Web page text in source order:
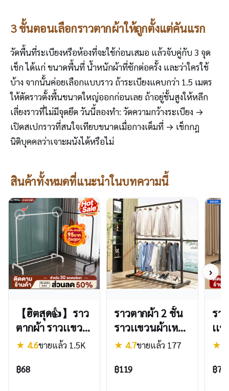
3 ขั้นตอนเลือกราวตากผ้าให้ถูกตั้งแต่คันแรก
วัดพื้นที่ระเบียงหรือห้องที่จะใช้ก่อนเสมอ แล้วจับคู่กับ 3 จุด
เช็ก ได้แก่ ขนาดพื้นที่ น้ำหนักผ้าที่ซักต่อครั้ง และว่าใครใช้
บ้าง จากนั้นค่อยเลือกแบบราว ถ้าระเบียงแคบกว่า 1.5 เมตร
ให้ตัดราวตั้งพื้นขนาดใหญ่ออกก่อนเลย ถ้าอยู่ชั้นสูงให้หลีก
เลี่ยงราวที่ไม่มีจุดยึด วันนี้ลองทำ: วัดความกว้างระเบียง →
เปิดสเปกราวที่สนใจเทียบขนาดเมื่อกางเต็มที่ → เช็กกฎ
นิติบุคคลว่าเจาะผนังได้หรือไม่
สินค้าทั้งหมดที่แนะนำในบทความนี้
【ฮิตสุด👍】ราว
ตากผ้า ราวเเขวน
ผ้า ลาวตากผ้า
เดี่ยวใช้สำหรับ
★ 4.6ขายแล้ว 1.5K
฿68
ราวตากผ้า 2 ชั้น
ราวเเขวนผ้าเหล็ก
โครงเหล็ก
แขวน ตากผ้าคอน
★ 4.7ขายแล้ว 177
฿119
รา
เเ
มอ
★
฿74
›